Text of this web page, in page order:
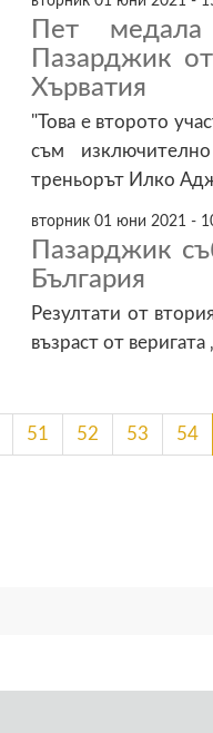
Пет
Пазарджик
Хърватия
"Това е второто
съм
треньорът Илко
вторник 01 юни 2021 -
Пазарджик
България
Резултати от
възраст от
51 52 53 54